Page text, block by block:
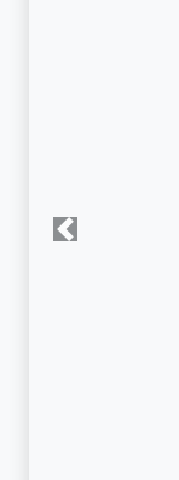
Anterior